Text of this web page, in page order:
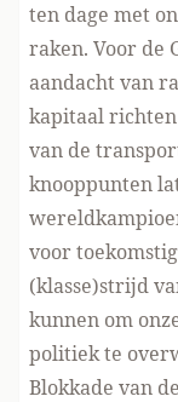
ten dage met
raken. Voor de
aandacht van
kapitaal
van de
knooppunten
voor
(klasse)strijd
kunnen om
politiek te
Blokkade van